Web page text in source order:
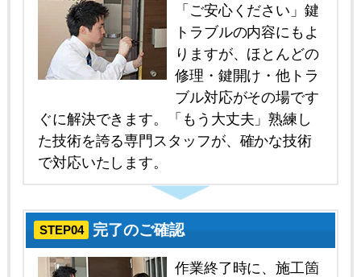
「ご安心ください」鍵
トラブルの内容にもよ
りますが、ほとんどの
修理・鍵開け・他トラ
ブル対応がその場です
ぐに解決できます。「もう大丈夫」熟練し
た技術を誇る専門スタッフが、確かな技術
で対応いたします。
STEP04 完了のご確認
作業終了時に、施工箇